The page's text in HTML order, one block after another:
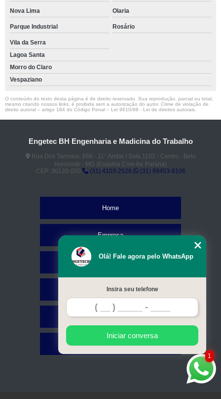
Nova Lima Olaria
Parque Industrial Rosário
Vila da Serra
Lagoa Santa
Morro do Claro
Vespaziano
O conteúdo do texto desta página é de direito reservado. Sua reprodução, parcial ou total,
mesmo citando nossos links, é proibida sem a autorização do autor. Crime de violação de
direito autoral – artigo 184 do Código Penal – Lei 9610/98 - Lei de direitos autorais
Engetec BH Engenharia e Madicina do Trabalho
Rua Dos Tamoios, 666 - 11° Andar / Sala 1102 - Centro - Belo
Horizonte - MG (Esquina Com Av. Parana)
CEP: 30120-050
(31) 4103-2526 (31) 99453-8106
Home
Empresa
Serviços
Contato
Mapa do site
1
Olá! Fale agora pelo WhatsApp
Insira seu telefone
Iniciar conversa